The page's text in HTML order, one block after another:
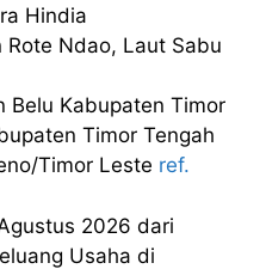
Hindia
Rote Ndao, Laut Sabu
Belu Kabupaten Timor
Timor Tengah
Timor Leste ref.
2026 dari
Usaha di